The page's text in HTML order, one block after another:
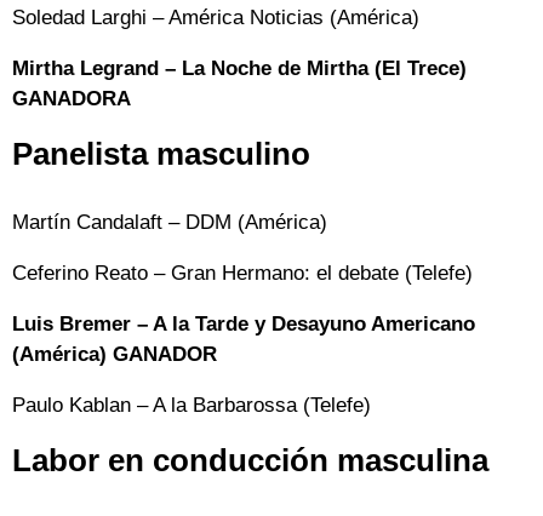
Soledad Larghi – América Noticias (América)
Mirtha Legrand – La Noche de Mirtha (El Trece)
GANADORA
Panelista masculino
Martín Candalaft – DDM (América)
Ceferino Reato – Gran Hermano: el debate (Telefe)
Luis Bremer – A la Tarde y Desayuno Americano
(América) GANADOR
Paulo Kablan – A la Barbarossa (Telefe)
Labor en conducción masculina